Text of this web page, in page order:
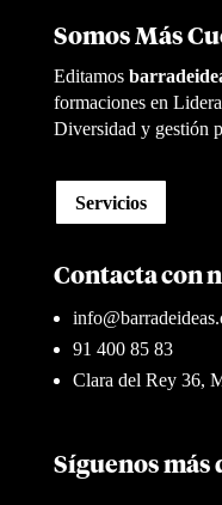
Somos Más
Editamos
formaciones en
Diversidad y gestión
Servicios
Contacta con
91 400 85 83
Clara del Rey 36,
Síguenos más